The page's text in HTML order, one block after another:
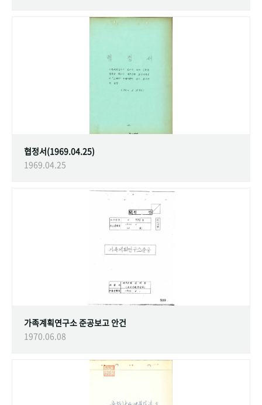
협정서(1969.04.25)
1969.04.25
가족계획연구소 준공보고 안건
1970.06.08